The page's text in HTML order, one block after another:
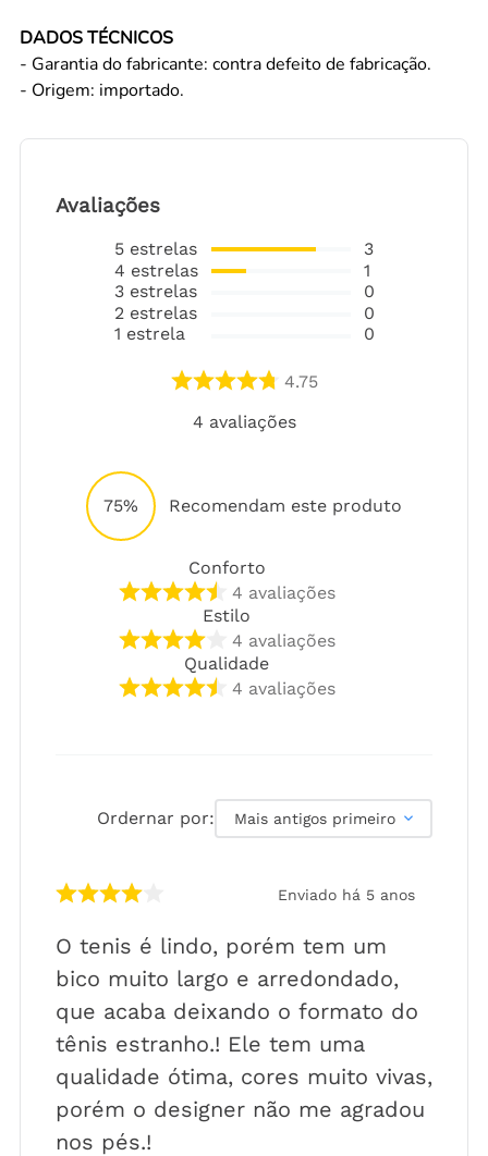
DADOS TÉCNICOS
- Garantia do fabricante: contra defeito de fabricação.
- Origem: importado.
Avaliações
5 estrelas
4 estrelas
3 estrelas
2 estrelas
1 estrela
3
1
0
0
0
4.75
4 avaliações
75% Recomendam este produto
Conforto
4 avaliações
Estilo
4 avaliações
Qualidade
4 avaliações
Ordernar por: Mais antigos primeiro
Enviado há 5 anos
O tenis é lindo, porém tem um
bico muito largo e arredondado,
que acaba deixando o formato do
tênis estranho.! Ele tem uma
qualidade ótima, cores muito vivas,
porém o designer não me agradou
nos pés.!